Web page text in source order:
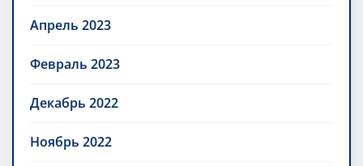
Апрель 2023
Февраль 2023
Декабрь 2022
Ноябрь 2022